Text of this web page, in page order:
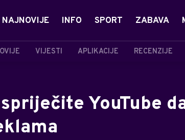
NAJNOVIJE INFO SPORT ZABAVA
VIJESTI APLIKACIJE RECENZIJE
YouTube